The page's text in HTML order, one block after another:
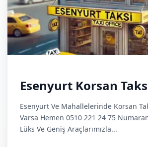
Esenyurt Korsan
Esenyurt Ve Mahallelerinde Korsan
Varsa Hemen 0510 221 24 75
Lüks Ve Geniş Araçlarımızla...